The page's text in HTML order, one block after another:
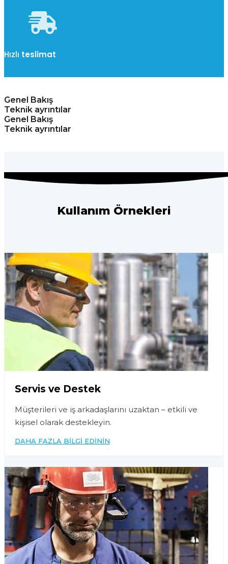
Hızlı teslimat
Genel Bakış
Teknik ayrıntılar
Genel Bakış
Teknik ayrıntılar
Kullanım Örnekleri
Servis ve Destek
Müşterileri ve iş arkadaşlarını uzaktan – etkili ve
kişisel olarak destekleyin.
DAHA FAZLA BILGI EDININ